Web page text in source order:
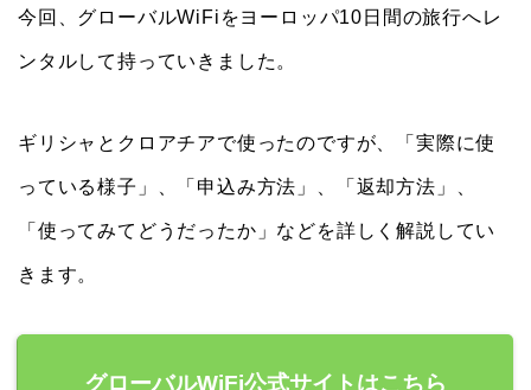
今回、グローバルWiFiをヨーロッパ10日間の旅行へレ
ンタルして持っていきました。
ギリシャとクロアチアで使ったのですが、「実際に使
っている様子」、「申込み方法」、「返却方法」、
「使ってみてどうだったか」などを詳しく解説してい
きます。
グローバルWiFi公式サイトはこちら